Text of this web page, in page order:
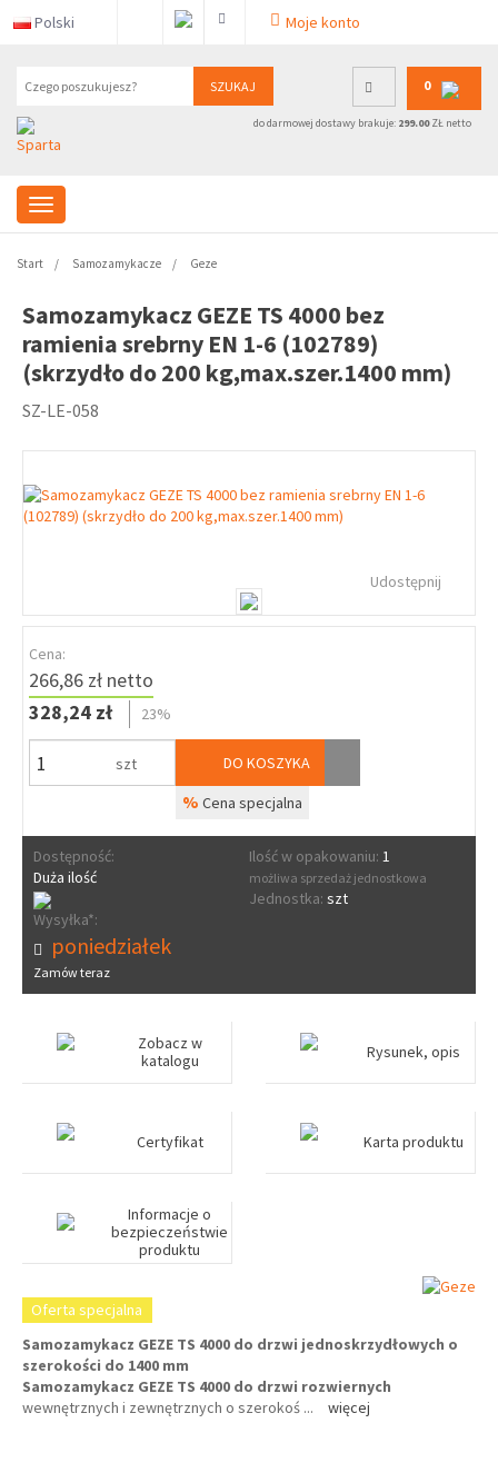
Polski Moje konto
SZUKAJ 0
do darmowej dostawy brakuje: 299.00ZŁ netto
Start Samozamykacze Geze
Samozamykacz GEZE TS 4000 bez
ramienia srebrny EN 1-6 (102789)
(skrzydło do 200 kg,max.szer.1400 mm)
SZ-LE-058
Udostępnij
Cena:
266,86 zł netto
328,24 zł
23%
szt DO KOSZYKA
% Cena specjalna
Dostępność:
Duża ilość
Ilość w opakowaniu: 1
możliwa sprzedaż jednostkowa
Jednostka: szt
Wysyłka*:
poniedziałek
Zamów teraz
Zobacz w
katalogu
Rysunek, opis
Certyfikat Karta produktu
Informacje o
bezpieczeństwie
produktu
Oferta specjalna
Samozamykacz GEZE TS 4000 do drzwi jednoskrzydłowych o
szerokości do 1400 mm
Samozamykacz GEZE TS 4000 do drzwi rozwiernych
wewnętrznych i zewnętrznych o szerokoś ... więcej